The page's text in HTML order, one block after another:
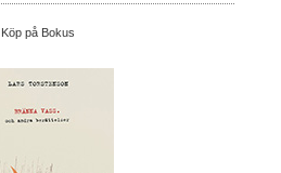
Köp på Bokus